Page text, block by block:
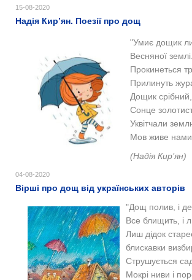
15-08-2020
Надія Кир’ян. Поезії про дощ
"Умиє дощик
Весняної землі.
Прокинеться
Прилинуть
Дощик
Сонце
Уквітчали
Мов живе
(Надія Кир’ян)
04-08-2020
Вірші про дощ від українських авторів
"Дощ полив, і
Все блищить, і
Лиш дідок
блискавки
Струшується
Мокрі ниви і